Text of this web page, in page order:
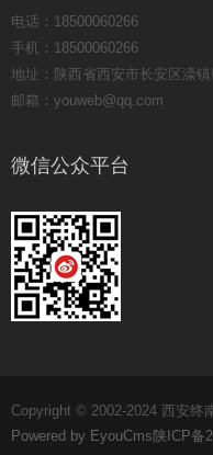
电话：18500060266
手机：18500060266
地址：陕西省西安市长安区滦
邮箱：youweb@qq.com
微信公众平台
Copyright © 2002-2024 西安终
Powered by EyouCms陕ICP备